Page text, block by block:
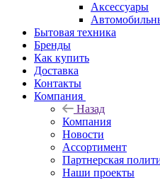
Аксессуары
Бытовая техника
Бренды
Как купить
Доставка
Контакты
Компания
Назад
Компания
Новости
Ассортимент
Партнерская
Наши проекты